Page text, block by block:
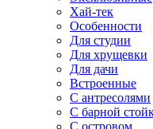
Хай-тек
Особенности
Для студии
Для хрущевки
Для дачи
Встроенные
С антресолями
С барной
С островом